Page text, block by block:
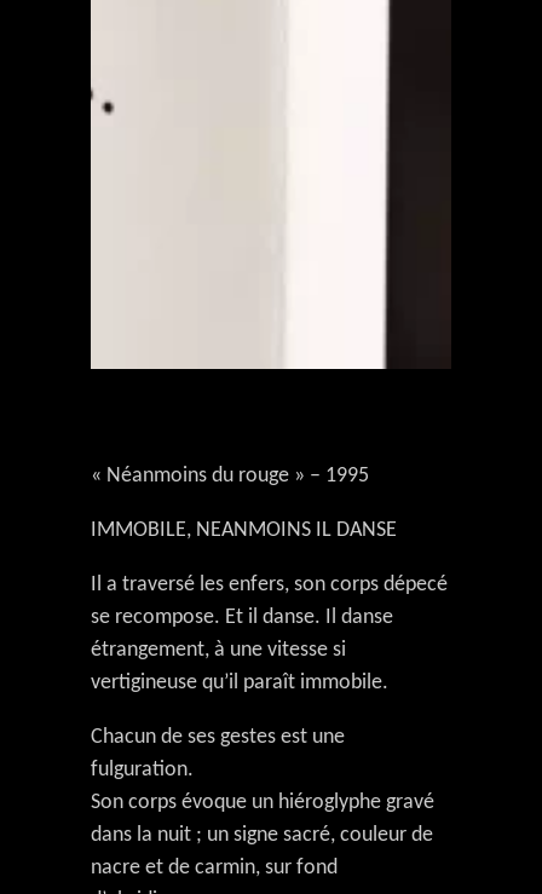
« Néanmoins du rouge » – 1995
IMMOBILE, NEANMOINS IL DANSE
Il a traversé les enfers, son corps dépecé
se recompose. Et il danse. Il danse
étrangement, à une vitesse si
vertigineuse qu’il paraît immobile.
Chacun de ses gestes est une
fulguration.
Son corps évoque un hiéroglyphe gravé
dans la nuit ; un signe sacré, couleur de
nacre et de carmin, sur fond